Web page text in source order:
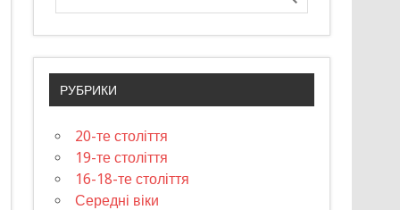
РУБРИКИ
20-те століття
19-те століття
16-18-те століття
Середні віки